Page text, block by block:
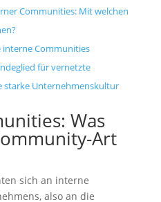
Communities: Mit welchen
interne Communities
für vernetzte
starke Unternehmenskultur
Was
Art
sich an interne
also an die